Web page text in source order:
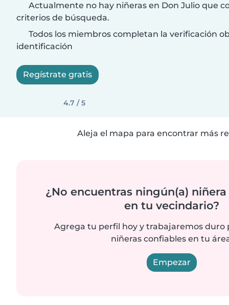
Actualmente no hay niñeras en Don Julio que
criterios de búsqueda.
Todos los miembros completan la verificación
identificación
Regístrate gratis
4.7 / 5
Aleja el mapa para encontrar más
¿No encuentras ningún(a)
en tu vecindario?
Agrega tu perfil hoy y trabajaremos duro
niñeras confiables en tu
Empezar